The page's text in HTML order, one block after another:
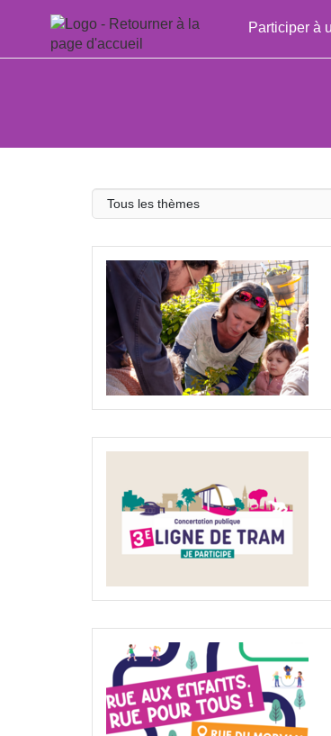
Aller au menu Aller au contenu
Participer à